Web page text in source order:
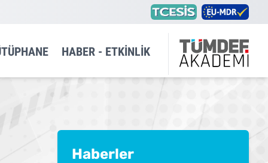
HABER - ETKINLIK
Haberler